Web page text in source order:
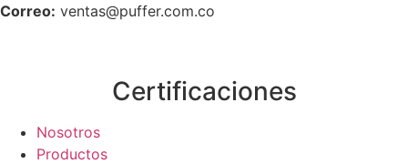
Correo: ventas@puffer.com.co
Certificaciones
Nosotros
Productos